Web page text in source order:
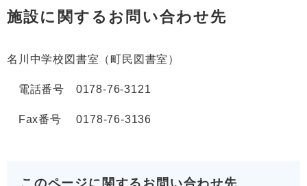
施設に関するお問い合わせ先
名川中学校図書室（町民図書室）
電話番号 0178-76-3121
Fax番号 0178-76-3136